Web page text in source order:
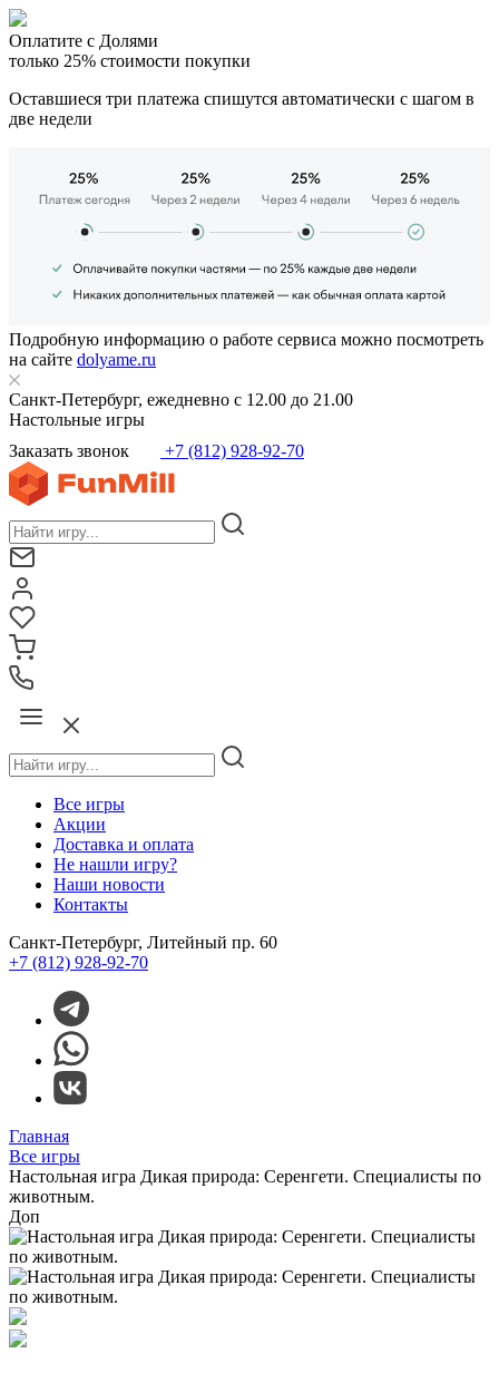
Оплатите с Долями
только 25% стоимости покупки
Оставшиеся три платежа спишутся автоматически с шагом в
две недели
Подробную информацию о работе сервиса можно посмотреть
на сайте dolyame.ru
Санкт-Петербург, ежедневно с 12.00 до 21.00
Настольные игры
Заказать звонок
+7 (812) 928-92-70
Все игры
Акции
Доставка и оплата
Не нашли игру?
Наши новости
Контакты
Санкт-Петербург, Литейный пр. 60
+7 (812) 928-92-70
Главная
Все игры
Настольная игра Дикая природа: Серенгети. Специалисты по
животным.
Доп